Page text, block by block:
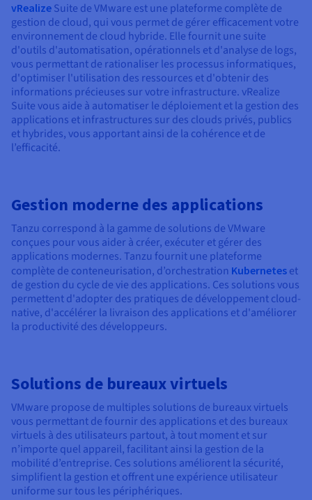
vRealize Suite de VMware est une plateforme complète de
gestion de cloud, qui vous permet de gérer efficacement votre
environnement de cloud hybride. Elle fournit une suite
d'outils d'automatisation, opérationnels et d'analyse de logs,
vous permettant de rationaliser les processus informatiques,
d'optimiser l'utilisation des ressources et d'obtenir des
informations précieuses sur votre infrastructure. vRealize
Suite vous aide à automatiser le déploiement et la gestion des
applications et infrastructures sur des clouds privés, publics
et hybrides, vous apportant ainsi de la cohérence et de
l’efficacité.
Gestion moderne des applications
Tanzu correspond à la gamme de solutions de VMware
conçues pour vous aider à créer, exécuter et gérer des
applications modernes. Tanzu fournit une plateforme
complète de conteneurisation, d’orchestration Kubernetes et
de gestion du cycle de vie des applications. Ces solutions vous
permettent d'adopter des pratiques de développement cloud-
native, d'accélérer la livraison des applications et d'améliorer
la productivité des développeurs.
Solutions de bureaux virtuels
VMware propose de multiples solutions de bureaux virtuels
vous permettant de fournir des applications et des bureaux
virtuels à des utilisateurs partout, à tout moment et sur
n’importe quel appareil, facilitant ainsi la gestion de la
mobilité d’entreprise. Ces solutions améliorent la sécurité,
simplifient la gestion et offrent une expérience utilisateur
uniforme sur tous les périphériques.